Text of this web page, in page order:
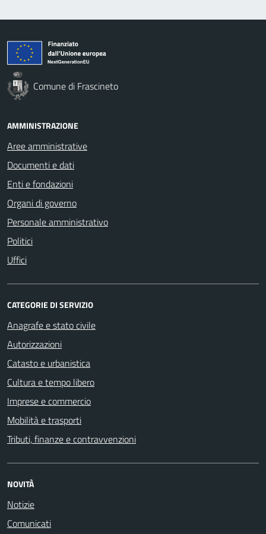
Comune di Frascineto
AMMINISTRAZIONE
Aree amministrative
Documenti e dati
Enti e fondazioni
Organi di governo
Personale amministrativo
Politici
Uffici
CATEGORIE DI SERVIZIO
Anagrafe e stato civile
Autorizzazioni
Catasto e urbanistica
Cultura e tempo libero
Imprese e commercio
Mobilità e trasporti
Tributi, finanze e contravvenzioni
NOVITÀ
Notizie
Comunicati